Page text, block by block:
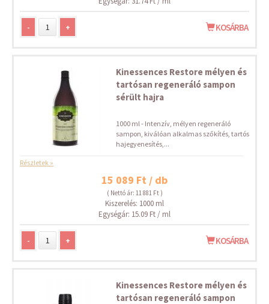
- + KOSÁRBA
Kinessences Restore mélyen és
tartósan regeneráló sampon
sérült hajra
1000 ml - Intenzív, mélyen regeneráló
sampon, kiválóan alkalmas szőkítés, tartós
hajegyenesítés,...
Részletek »
15 089 Ft / db
( Nettó ár: 11 881 Ft )
Kiszerelés: 1000 ml
Egységár: 15.09 Ft / ml
- + KOSÁRBA
Kinessences Restore mélyen és
tartósan regeneráló sampon